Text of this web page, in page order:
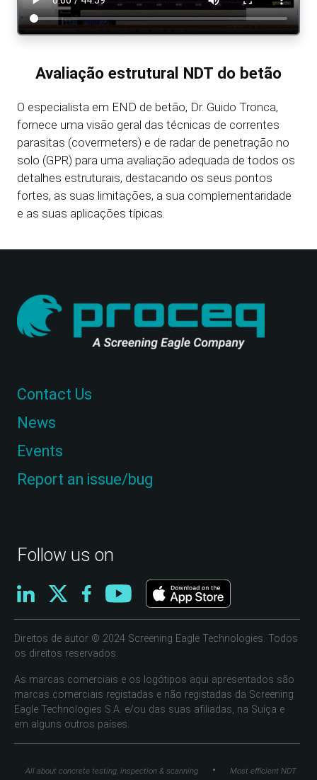
Avaliação estrutural NDT do betão
O especialista em END de betão, Dr. Guido Tronca,
fornece uma visão geral das técnicas de correntes
parasitas (covermeters) e de radar de penetração no
solo (GPR) para uma avaliação adequada de todos os
detalhes estruturais, destacando os seus pontos
fortes, as suas limitações, a sua complementaridade
e as suas aplicações típicas.
Follow us on
Contact Us
News
Events
Report an issue/bug
Direitos de autor © 2024 Screening Eagle Technologies. Todos
os direitos reservados.
As marcas comerciais e os logótipos aqui apresentados são
marcas comerciais registadas e não registadas da Screening
Eagle Technologies S.A. e/ou das suas afiliadas, na Suíça e
em alguns outros países.
All about concrete testing, inspection & scanning • Most efficient NDT